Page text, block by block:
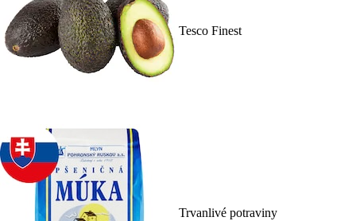
Tesco Finest
Trvanlivé potraviny